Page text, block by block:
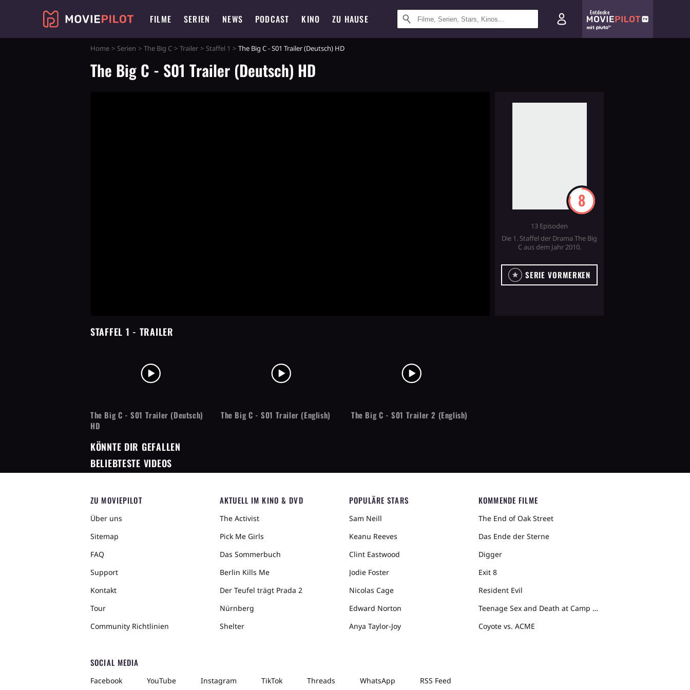
FILME SERIEN NEWS PODCAST KINO ZU HAUSE
Entdecke
Home Serien The Big C Trailer Staffel 1 The Big C - S01 Trailer (Deutsch) HD
The Big C - S01 Trailer (Deutsch) HD
8
13 Episoden
Die 1. Staffel der Drama The Big
C aus dem Jahr 2010.
SERIE VORMERKEN
STAFFEL 1 - TRAILER
The Big C - S01 Trailer (Deutsch)
HD
The Big C - S01 Trailer (English) The Big C - S01 Trailer 2 (English)
KÖNNTE DIR GEFALLEN
BELIEBTESTE VIDEOS
ZU MOVIEPILOT
Über uns
Sitemap
FAQ
Support
Kontakt
Tour
Community Richtlinien
AKTUELL IM KINO & DVD
The Activist
Pick Me Girls
Das Sommerbuch
Berlin Kills Me
Der Teufel trägt Prada 2
Nürnberg
Shelter
POPULÄRE STARS
Sam Neill
Keanu Reeves
Clint Eastwood
Jodie Foster
Nicolas Cage
Edward Norton
Anya Taylor-Joy
KOMMENDE FILME
The End of Oak Street
Das Ende der Sterne
Digger
Exit 8
Resident Evil
Teenage Sex and Death at Camp Miasma
Coyote vs. ACME
SOCIAL MEDIA
Facebook YouTube Instagram TikTok Threads WhatsApp RSS Feed